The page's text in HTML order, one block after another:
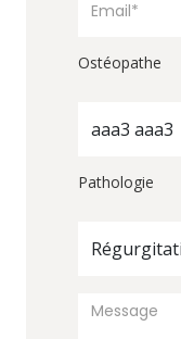
Ostéopathe
aaa3 aaa3
Pathologie